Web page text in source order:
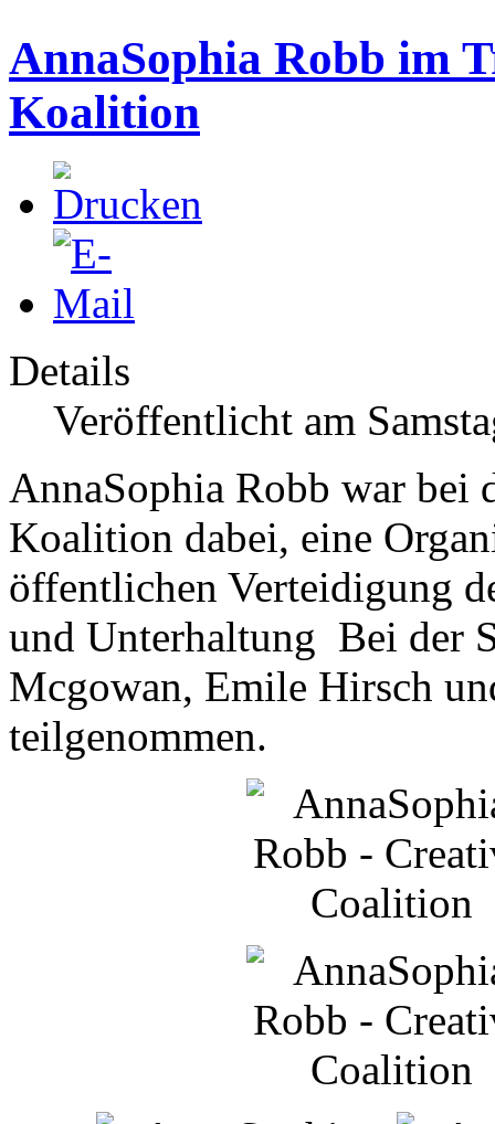
AnnaSophia Robb im
Koalition
Details
Veröffentlicht am
AnnaSophia Robb war bei
Koalition dabei, eine
öffentlichen Verteidigung
und Unterhaltung Bei der
Mcgowan, Emile Hirsch
teilgenommen.